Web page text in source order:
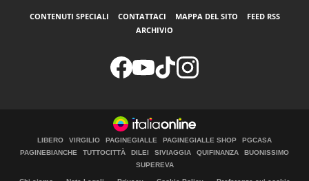
CONTENUTI SPECIALI CONTATTACI MAPPA DEL SITO
FEED RSS
ARCHIVIO
LIBERO VIRGILIO PAGINEGIALLE PAGINEGIALLE SHOP
PGCASA
PAGINEBIANCHE
TUTTOCITTÀ DILEI SIVIAGGIA QUIFINANZA
BUONISSIMO
SUPEREVA